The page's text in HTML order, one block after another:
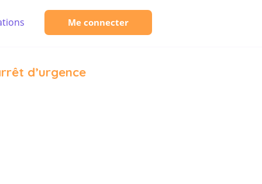
Me connecter
d’urgence